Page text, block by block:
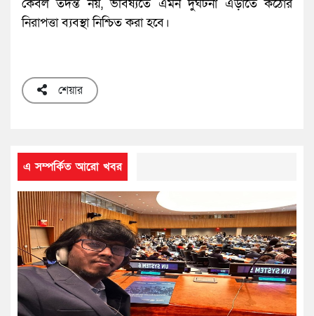
কেবল তদন্ত নয়, ভবিষ্যতে এমন দুর্ঘটনা এড়াতে কঠোর
নিরাপত্তা ব্যবস্থা নিশ্চিত করা হবে।
শেয়ার
এ সম্পর্কিত আরো খবর